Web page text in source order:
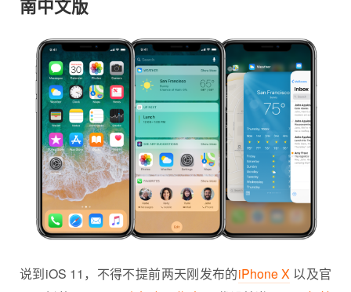
南中文版
说到iOS 11，不得不提前两天刚发布的iPhone X以及官